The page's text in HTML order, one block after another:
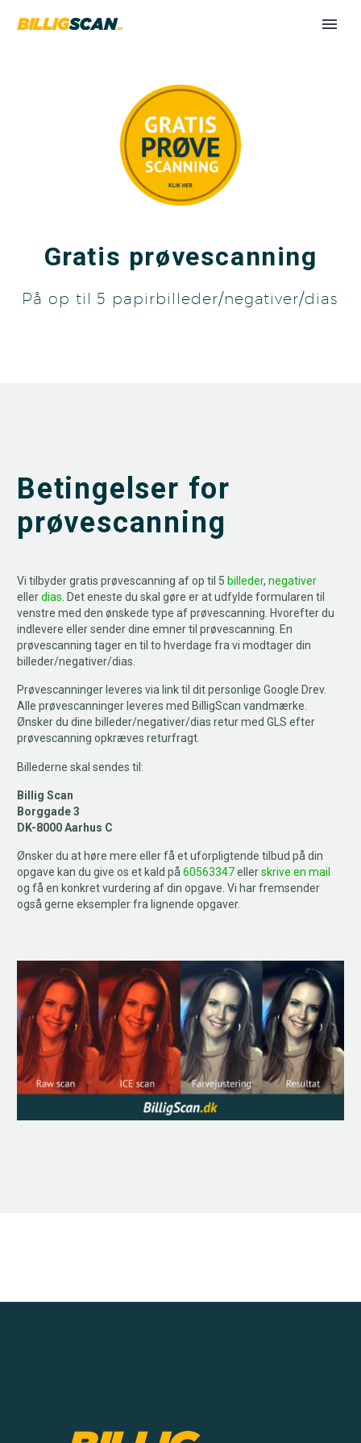
Gratis prøvescanning
På op til 5 papirbilleder/negativer/dias
Betingelser for
prøvescanning
Vi tilbyder gratis prøvescanning af op til 5 billeder, negativer
ellerdias . Det eneste du skal gøre er at udfylde formularen til
venstre med den ønskede type af prøvescanning. Hvorefter du
indlevere eller sender dine emner til prøvescanning. En
prøvescanning tager en til to hverdage fra vi modtager din
billeder/negativer/dias.
Prøvescanninger leveres via link til dit personlige Google Drev.
Alle prøvescanninger leveres med BilligScan vandmærke.
Ønsker du dine billeder/negativer/dias retur med GLS efter
prøvescanning opkræves returfragt.
Billederne skal sendes til:
Billig Scan
Borggade 3
DK-8000 Aarhus C
Ønsker du at høre mere eller få et uforpligtende tilbud på din
opgave kan du give os et kald på60563347ellerskrive en mail
og få en konkret vurdering af din opgave. Vi har fremsender
også gerne eksempler fra lignende opgaver.